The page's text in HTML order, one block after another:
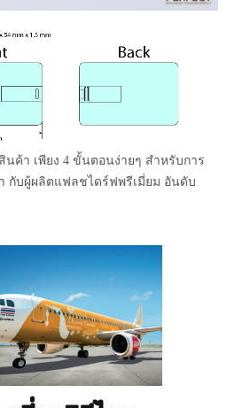
ค้า เพียง 4 ขั้นตอนง่ายๆ สำหรับการ
กับผู้ผลิตแฟลชไดร์ฟพรีเมี่ยม อันดับ